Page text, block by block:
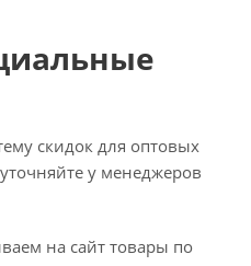
скидок для оптовых
у менеджеров
на сайт товары по